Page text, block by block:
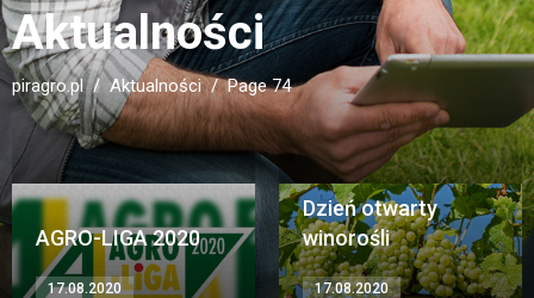
Aktualności
piragro.pl Aktualności Page 74
AGRO-LIGA 2020
17.08.2020
Dzień otwarty
winorośli
17.08.2020